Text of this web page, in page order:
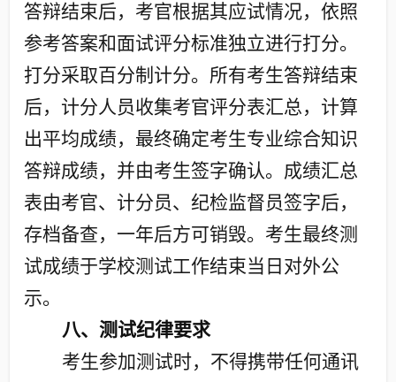
答辩结束后，考官根据其应试情况，依照
参考答案和面试评分标准独立进行打分。
打分采取百分制计分。所有考生答辩结束
后，计分人员收集考官评分表汇总，计算
出平均成绩，最终确定考生专业综合知识
答辩成绩，并由考生签字确认。成绩汇总
表由考官、计分员、纪检监督员签字后，
存档备查，一年后方可销毁。考生最终测
试成绩于学校测试工作结束当日对外公
示。
八、测试纪律要求
考生参加测试时，不得携带任何通讯